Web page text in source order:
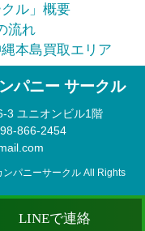
ニー サークルで
シーズンに突入で
LINEで連絡
ル」概要
流れ
本島買取エリア
パニー サークル
3 ユニオンビル1階
パニーサークル All Rights